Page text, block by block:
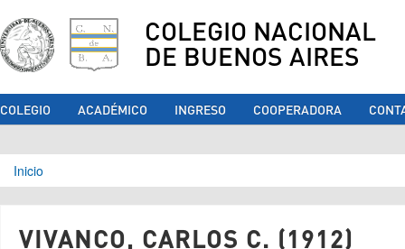
COLEGIO NACIONAL
DE BUENOS AIRES
COLEGIO ACADÉMICO INGRESO COOPERADORA
Se encuentra usted aquí
Inicio
VIVANCO, CARLOS C. (1912)